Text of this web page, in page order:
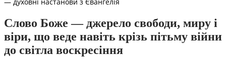
Слово Боже — джерело свободи, миру і
віри, що веде навіть крізь пітьму війни
до світла воскресіння